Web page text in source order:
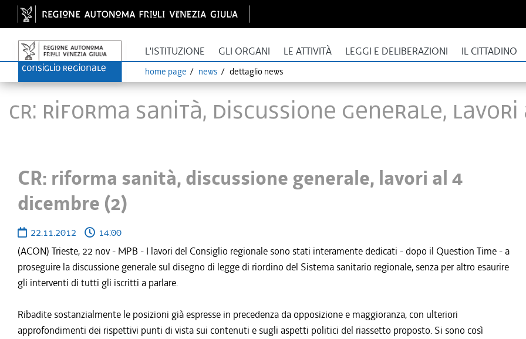
L'ISTITUZIONE GLI ORGANI LE ATTIVITÀ LEGGI E DELIBERAZIONI IL CITTADINO
home page news dettaglio news
CR: riforma sanità, discussione generale,
CR: riforma sanità, discussione generale, lavori al 4
dicembre (2)
22.11.2012
14:00
(ACON) Trieste, 22 nov - MPB - I lavori del Consiglio regionale sono stati interamente dedicati - dopo il Question Time - a
proseguire la discussione generale sul disegno di legge di riordino del Sistema sanitario regionale, senza per altro esaurire
gli interventi di tutti gli iscritti a parlare.
Ribadite sostanzialmente le posizioni già espresse in precedenza da opposizione e maggioranza, con ulteriori
approfondimenti dei rispettivi punti di vista sui contenuti e sugli aspetti politici del riassetto proposto. Si sono così